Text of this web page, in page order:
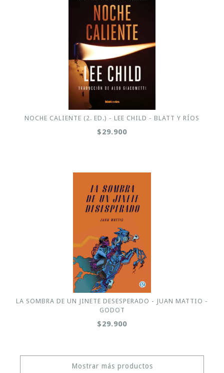
NOCHE CALIENTE (2. ED.) - LEE CHILD - BLATT Y RÍOS
$29.900
LA SOMBRA DE UN JINETE DESESPERADO - JUAN MATTIO -
GODOT
$29.900
Mostrar más productos